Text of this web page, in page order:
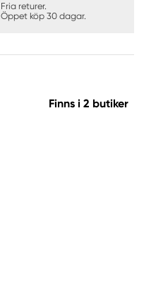
Fria returer.
Öppet köp 30 dagar.
Finns i 2 butiker